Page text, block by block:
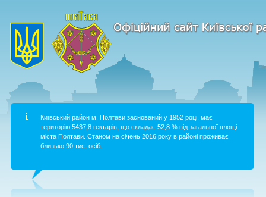
Київський район м. Полтави заснований у 1952 році, має
територію 5437,8 гектарів, що складає 52,8 % від загальної площі
міста Полтави. Станом на січень 2016 року в районі проживає
близько 90 тис. осіб.